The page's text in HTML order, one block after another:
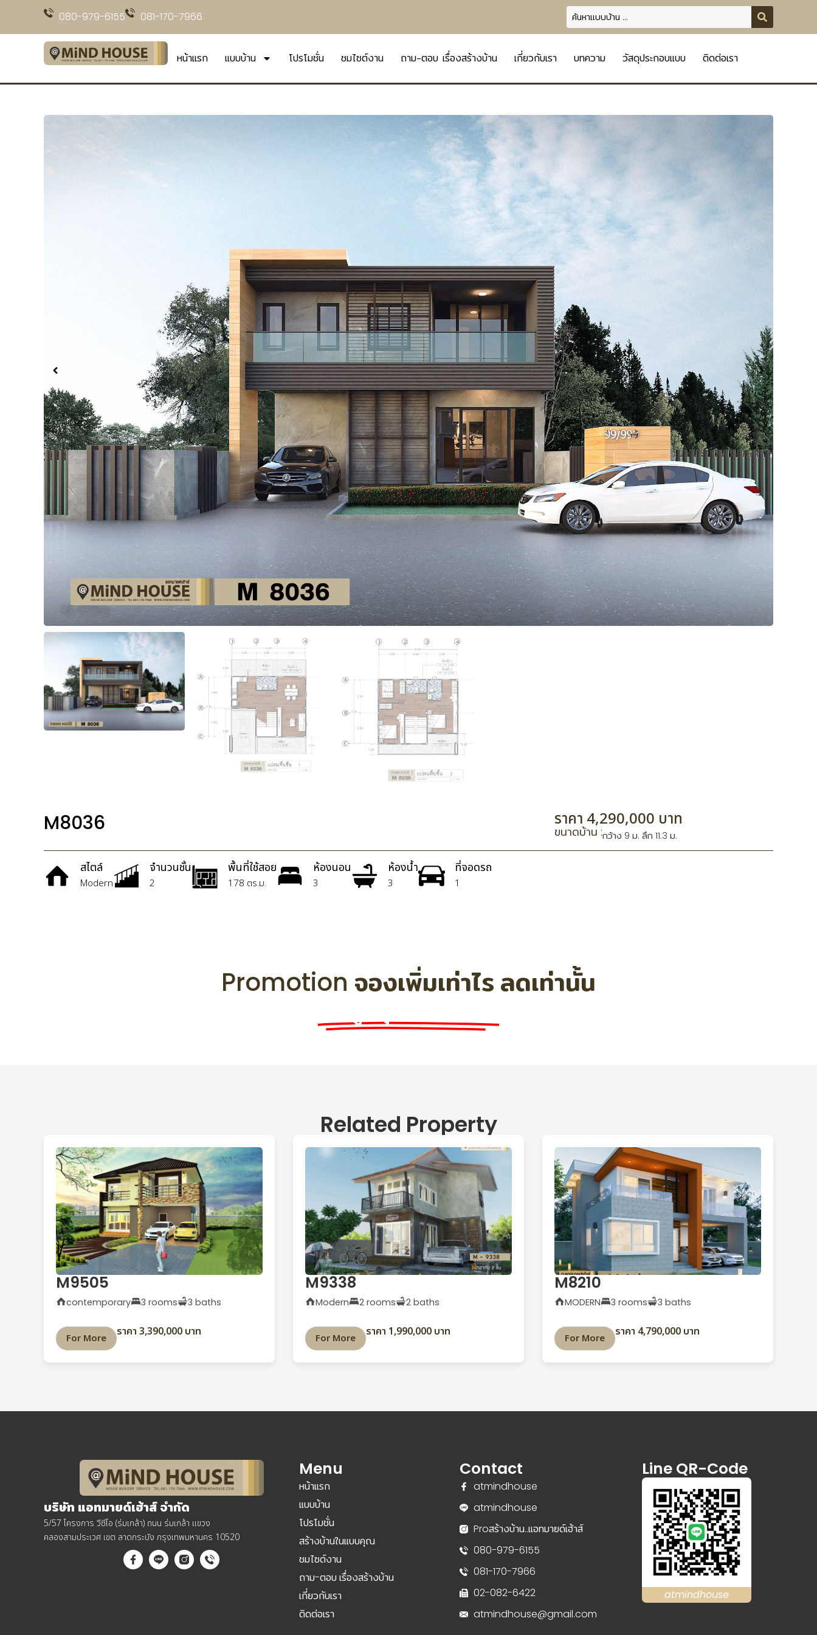
080-979-6155 081-170-7966
หน้าแรก แบบบ้าน โปรโมชั่น ชมไซต์งาน ถาม-ตอบ เรื่องสร้างบ้าน เกี่ยวกับเรา บทความ วัสดุประกอบแบบ ติดต่อเรา
M8036 ราคา 4,290,000 บาท
ขนาดบ้าน :กว้าง 9 ม. ลึก 11.3 ม.
สไตล์
Modern
จำนวนชั้น
2
พื้นที่ใช้สอย
178 ตร.ม.
ห้องนอน
3
ห้องน้ำ
3
ที่จอดรถ
1
Promotion จองเพิ่มเท่าไร ลดเท่านั้น
Related Property
M9505
contemporary 3 rooms 3 baths
For More ราคา 3,390,000 บาท
M9338
Modern 2 rooms 2 baths
For More ราคา 1,990,000 บาท
M8210
MODERN 3 rooms 3 baths
For More ราคา 4,790,000 บาท
บริษัท แอทมายด์เฮ้าส์ จำกัด
5/57 โครงการ วีซีโอ (ร่มเกล้า) ถนน ร่มเกล้า แขวง
คลองสามประเวศ เขต ลาดกระบัง กรุงเทพมหานคร 10520
Menu
หน้าแรก
แบบบ้าน
โปรโมชั่น
สร้างบ้านในแบบคุณ
ชมไซต์งาน
ถาม-ตอบ เรื่องสร้างบ้าน
เกี่ยวกับเรา
ติดต่อเรา
Contact
atmindhouse
atmindhouse
Proสร้างบ้าน..แอทมายด์เฮ้าส์
080-979-6155
081-170-7966
02-082-6422
atmindhouse@gmail.com
Line QR-Code
atmindhouse